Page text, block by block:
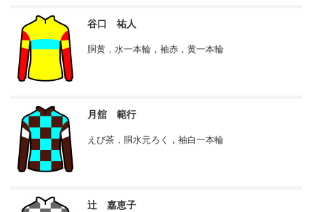
谷口 祐人
胴黄，水一本輪，袖赤，黄一本輪
月舘 範行
えび茶，胴水元ろく，袖白一本輪
辻 嘉恵子